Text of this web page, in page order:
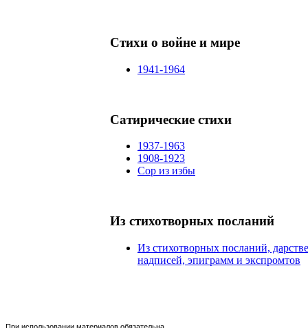
Стихи о войне и мире
1941-1964
Сатирические стихи
1937-1963
1908-1923
Сор из избы
Из стихотворных посланий
Из стихотворных посланий,
надписей, эпиграмм и экспромтов